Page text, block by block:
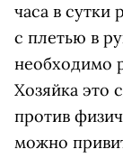
часа в сутки
с плетью в
необходимо
Хозяйка это
против
можно